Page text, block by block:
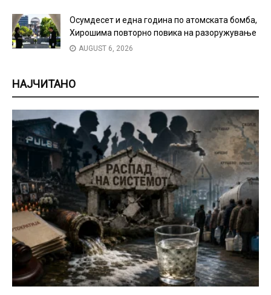
Осумдесет и една година по атомската бомба,
Хирошима повторно повика на разоружување
AUGUST 6, 2026
НАЈЧИТАНО